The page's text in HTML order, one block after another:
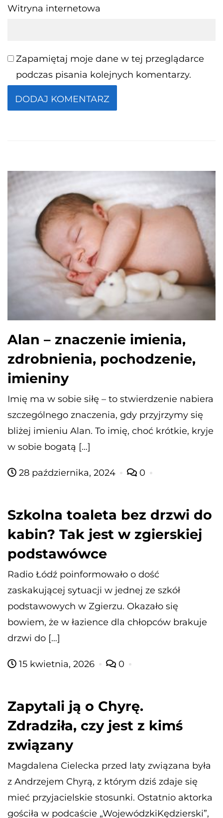
Witryna internetowa
Zapamiętaj moje dane w tej przeglądarce
podczas pisania kolejnych komentarzy.
Alan – znaczenie imienia,
zdrobnienia, pochodzenie,
imieniny
Imię ma w sobie siłę – to stwierdzenie nabiera
szczególnego znaczenia, gdy przyjrzymy się
bliżej imieniu Alan. To imię, choć krótkie, kryje
w sobie bogatą […]
28 października, 2024 0
Szkolna toaleta bez drzwi do
kabin? Tak jest w zgierskiej
podstawówce
Radio Łódź poinformowało o dość
zaskakującej sytuacji w jednej ze szkół
podstawowych w Zgierzu. Okazało się
bowiem, że w łazience dla chłopców brakuje
drzwi do […]
15 kwietnia, 2026 0
Zapytali ją o Chyrę.
Zdradziła, czy jest z kimś
związany
Magdalena Cielecka przed laty związana była
z Andrzejem Chyrą, z którym dziś zdaje się
mieć przyjacielskie stosunki. Ostatnio aktorka
gościła w podcaście „WojewódzkiKędzierski”,